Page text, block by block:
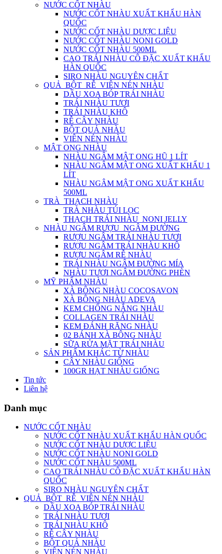
NƯỚC CỐT NHÀU
NƯỚC CỐT NHÀU XUẤT KHẨU HÀN
QUỐC
NƯỚC CỐT NHÀU DƯỢC LIỆU
NƯỚC CỐT NHÀU NONI GOLD
NƯỚC CỐT NHÀU 500ML
CAO TRÁI NHÀU CÔ ĐẶC XUẤT KHẨU
HÀN QUỐC
SIRO NHÀU NGUYÊN CHẤT
QUẢ_BỘT_RỄ_VIÊN NÉN NHÀU
DẦU XOA BÓP TRÁI NHÀU
TRÁI NHÀU TƯƠI
TRÁI NHÀU KHÔ
RỄ CÂY NHÀU
BỘT QUẢ NHÀU
VIÊN NÉN NHÀU
MẬT ONG NHÀU
NHÀU NGÂM MẬT ONG HŨ 1 LÍT
NHÀU NGÂM MẬT ONG XUẤT KHẨU 1
LÍT
NHÀU NGÂM MẬT ONG XUẤT KHẨU
500ML
TRÀ_THẠCH NHÀU
TRÀ NHÀU TÚI LỌC
THẠCH TRÁI NHÀU_NONI JELLY
NHÀU NGÂM RƯỢU_NGÂM ĐƯỜNG
RƯỢU NGÂM TRÁI NHÀU TƯƠI
RƯỢU NGÂM TRÁI NHÀU KHÔ
RƯỢU NGÂM RỄ NHÀU
TRÁI NHÀU NGÂM ĐƯỜNG MÍA
NHÀU TƯƠI NGÂM ĐƯỜNG PHÈN
MỸ PHẨM NHÀU
XÀ BÔNG NHÀU COCOSAVON
XÀ BÔNG NHÀU ADEVA
KEM CHỐNG NẮNG NHÀU
COLLAGEN TRÁI NHÀU
KEM ĐÁNH RĂNG NHÀU
02 BÁNH XÀ BÔNG NHÀU
SỮA RỬA MẶT TRÁI NHÀU
SẢN PHẨM KHÁC TỪ NHÀU
CÂY NHÀU GIỐNG
100GR HẠT NHÀU GIỐNG
Tin tức
Liên hệ
Danh mục
NƯỚC CỐT NHÀU
NƯỚC CỐT NHÀU XUẤT KHẨU HÀN QUỐC
NƯỚC CỐT NHÀU DƯỢC LIỆU
NƯỚC CỐT NHÀU NONI GOLD
NƯỚC CỐT NHÀU 500ML
CAO TRÁI NHÀU CÔ ĐẶC XUẤT KHẨU HÀN
QUỐC
SIRO NHÀU NGUYÊN CHẤT
QUẢ_BỘT_RỄ_VIÊN NÉN NHÀU
DẦU XOA BÓP TRÁI NHÀU
TRÁI NHÀU TƯƠI
TRÁI NHÀU KHÔ
RỄ CÂY NHÀU
BỘT QUẢ NHÀU
VIÊN NÉN NHÀU